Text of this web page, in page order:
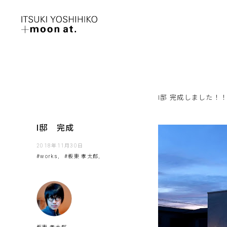
I邸 完成
2018年11月30日
#works,
#板東 孝太郎,
I邸 完成しました！